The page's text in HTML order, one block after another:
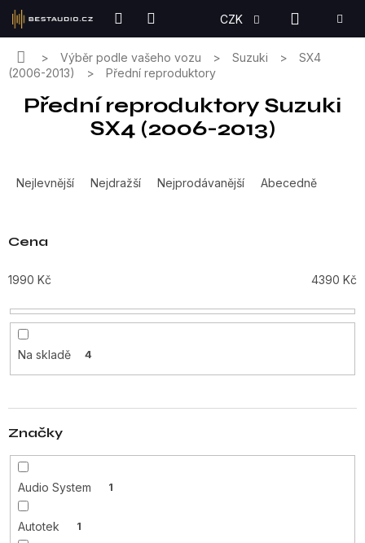
Přejít
obsah
CZK
KOŠÍK
DomůVýběr podle vašeho vozu Suzuki
SX4
(2006-2013)
Přední reproduktory
Přední reproduktory Suzuki
SX4 (2006-2013)
a
n
í
r
o
d
u
t
Nejlevnější Nejdražší Nejprodávanější Abecedně
Cena
1990 Kč 4390 Kč
Na skladě 4
Značky
Audio System 1
Autotek 1